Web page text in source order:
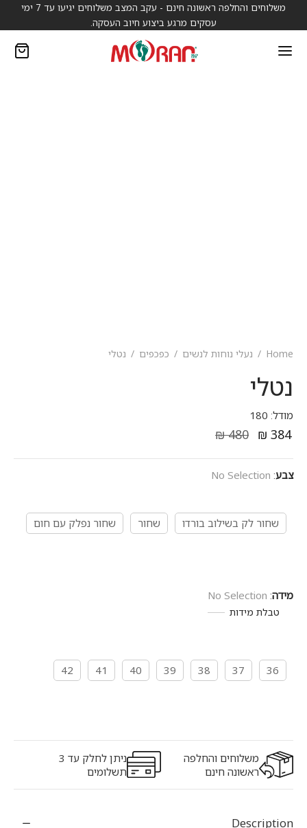
משלוחים והחלפה ראשונה חינם - עקב המצב משלוחים יגיעו עד 7 ימי
עסקים מרגע ביצוע חיוב העסקה.
Home
/ נעלי נוחות לנשים / כפכפים / נטלי
נטלי
מודל: 180
₪ 384
₪480
צבע:
No Selection
שחור לק בשילוב בורדו שחור שחור נפלק עם חום
מידה:
No Selection
טבלת מידות
36
37
38
39
40
41
42
משלוחים והחלפה
ראשונה חינם
ניתן לחלק עד 3
תשלומים
Description